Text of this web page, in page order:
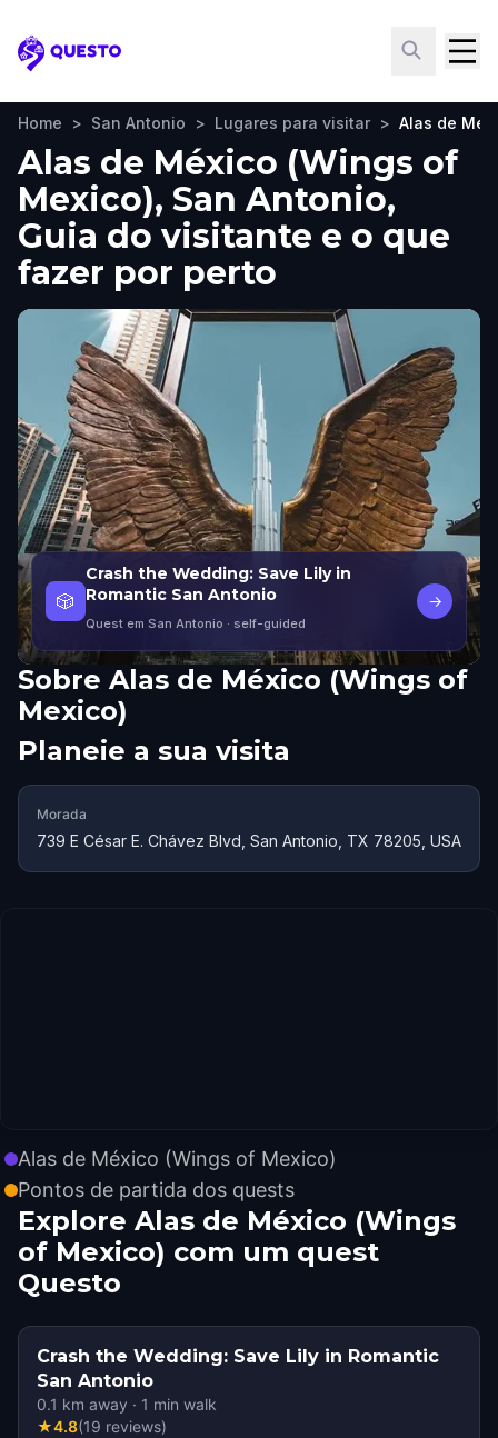
Questo
Home > San Antonio > Lugares para visitar > Alas de
Alas de México (Wings of
Mexico), San Antonio,
Guia do visitante e o que
fazer por perto
🎲
Crash the Wedding: Save Lily in
Romantic San Antonio
Quest em San Antonio · self-guided
→
Sobre Alas de México (Wings of
Mexico)
Planeie a sua visita
Morada
739 E César E. Chávez Blvd, San Antonio, TX 78205, USA
Alas de México (Wings of Mexico)
Pontos de partida dos quests
Explore Alas de México (Wings
of Mexico) com um quest
Questo
Crash the Wedding: Save Lily in Romantic
San Antonio
0.1 km away · 1 min walk
★4.8(19 reviews)